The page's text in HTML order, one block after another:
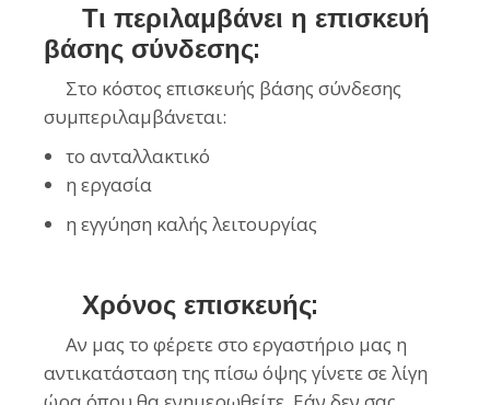
Τι περιλαμβάνει η επισκευή
βάσης σύνδεσης:
Στο κόστος επισκευής βάσης σύνδεσης
συμπεριλαμβάνεται:
το ανταλλακτικό
η εργασία
η εγγύηση καλής λειτουργίας
Χρόνος επισκευής:
Αν μας το φέρετε στο εργαστήριο μας η
αντικατάσταση της πίσω όψης γίνετε σε λίγη